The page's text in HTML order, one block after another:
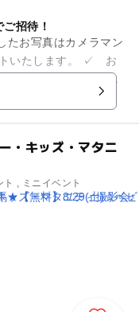
招待！
たお写真はカメラマン
トいたします。 ✓ お
でたっぷり撮影いた
キッズ・マタニ
, ミニイベント